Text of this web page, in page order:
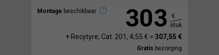
Montage beschikbaar 303
€
stuk
+ Recytyre, Cat. 201, 4,55 € = 307,55 €
Gratis bezorging